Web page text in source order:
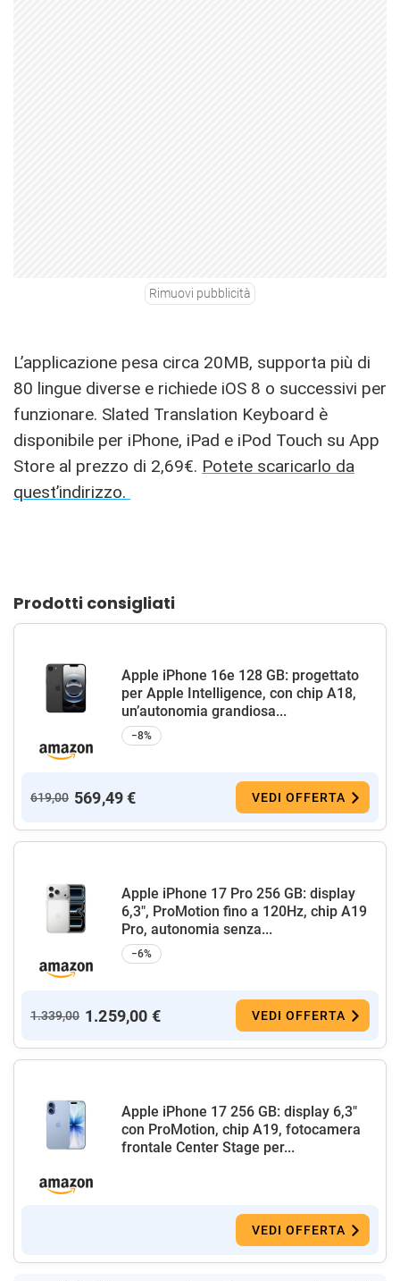
Rimuovi pubblicità
L’applicazione pesa circa 20MB, supporta più di
80 lingue diverse e richiede iOS 8 o successivi per
funzionare. Slated Translation Keyboard è
disponibile per iPhone, iPad e iPod Touch su App
Store al prezzo di 2,69€. Potete scaricarlo da
quest’indirizzo.
Prodotti consigliati
Apple iPhone 16e 128 GB: progettato
per Apple Intelligence, con chip A18,
un’autonomia grandiosa...
−8%
619,00 569,49 € VEDI OFFERTA
Apple iPhone 17 Pro 256 GB: display
6,3", ProMotion fino a 120Hz, chip A19
Pro, autonomia senza...
−6%
1.339,00 1.259,00 € VEDI OFFERTA
Apple iPhone 17 256 GB: display 6,3"
con ProMotion, chip A19, fotocamera
frontale Center Stage per...
VEDI OFFERTA